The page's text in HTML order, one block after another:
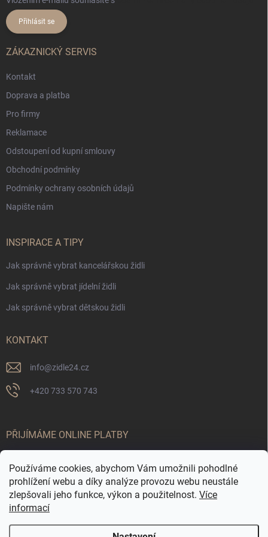
Používáme cookies, abychom Vám umožnili pohodlné
prohlížení webu a díky analýze provozu webu neustále
zlepšovali jeho funkce, výkon a použitelnost. Více
informací
Přihlásit se
ZÁKAZNICKÝ SERVIS
Kontakt
Doprava a platba
Pro firmy
Reklamace
Odstoupení od kupní smlouvy
Obchodní podmínky
Podmínky ochrany osobních údajů
Napište nám
INSPIRACE A TIPY
Jak správně vybrat kancelářskou židli
Jak správně vybrat jídelní židli
Jak správně vybrat dětskou židli
KONTAKT
info@zidle24.cz
+420 733 570 743
PŘIJÍMÁME ONLINE PLATBY